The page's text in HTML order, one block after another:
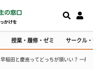
授業・履修・ゼミ サークル
早稲田と慶應ってどっちが頭いい？ 一